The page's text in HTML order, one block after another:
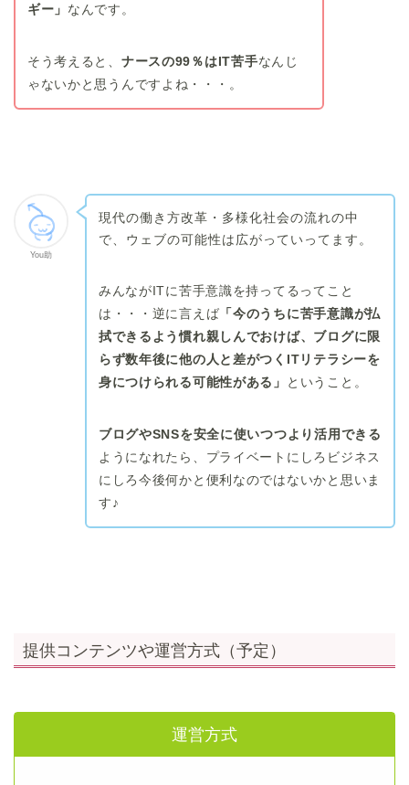
ギー」 なんです。
そう考えると、 ナースの99％はIT苦手なんじ
ゃないかと思うんですよね・・・。
You助
現代の働き方改革・多様化社会の流れの中
で、ウェブの可能性は広がっていってます。
みんながITに苦手意識を持ってるってこと
は・・・逆に言えば 「今のうちに苦手意識が払
拭できるよう慣れ親しんでおけば、ブログに限
らず数年後に他の人と差がつくITリテラシーを
身につけられる可能性がある」
ということ。
ブログやSNSを安全に使いつつより活用できる
ようになれたら、プライベートにしろビジネス
にしろ今後何かと便利なのではないかと思いま
す♪
提供コンテンツや運営方式（予定）
運営方式